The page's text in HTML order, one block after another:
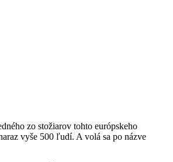
zo stožiarov tohto európskeho
vyše 500 ľudí. A volá sa po názve